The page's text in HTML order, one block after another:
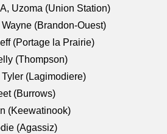
Uzoma (Union Station)
(Brandon-Ouest)
(Portage la Prairie)
(Thompson)
(Lagimodiere)
(Burrows)
(Keewatinook)
(Agassiz)